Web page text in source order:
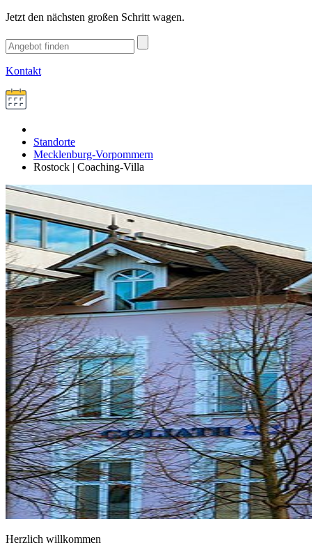
Jetzt den nächsten großen Schritt wagen.
Kontakt
Standorte
Mecklenburg-Vorpommern
Rostock | Coaching-Villa
Herzlich willkommen